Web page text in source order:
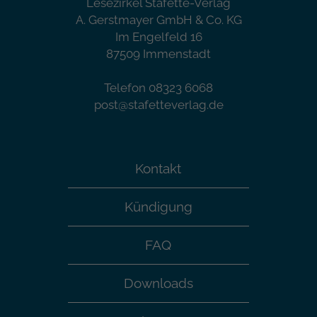
Lesezirkel Stafette-Verlag
A. Gerstmayer GmbH & Co. KG
Im Engelfeld 16
87509 Immenstadt
Telefon 08323 6068
post@stafetteverlag.de
Kontakt
Kündigung
FAQ
Downloads